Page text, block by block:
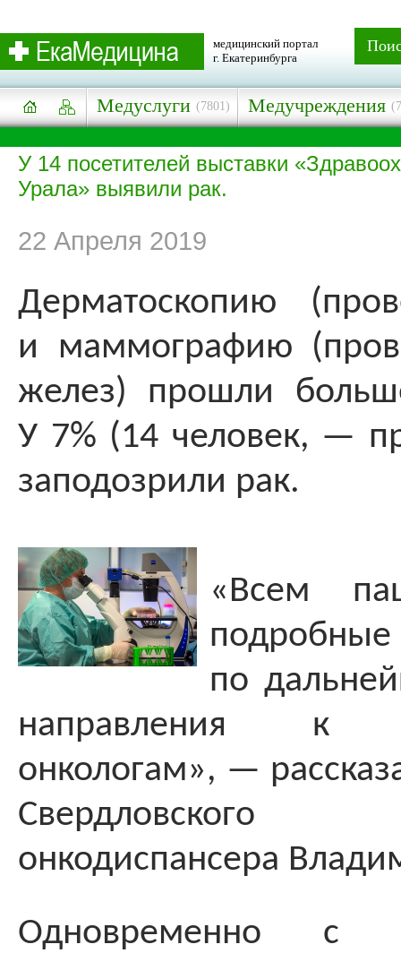
медицинский портал
г. Екатеринбурга
Медуслуги (7801) Медучреждения
У 14 посетителей выставки
Урала» выявили рак.
22 Апреля 2019
Дерматоскопию
и маммографию
желез) прошли
У 7% (14 человек, —
заподозрили рак.
«Всем
по
направления к
онкологам», —
Свердловского
онкодиспансера
Одновременно с